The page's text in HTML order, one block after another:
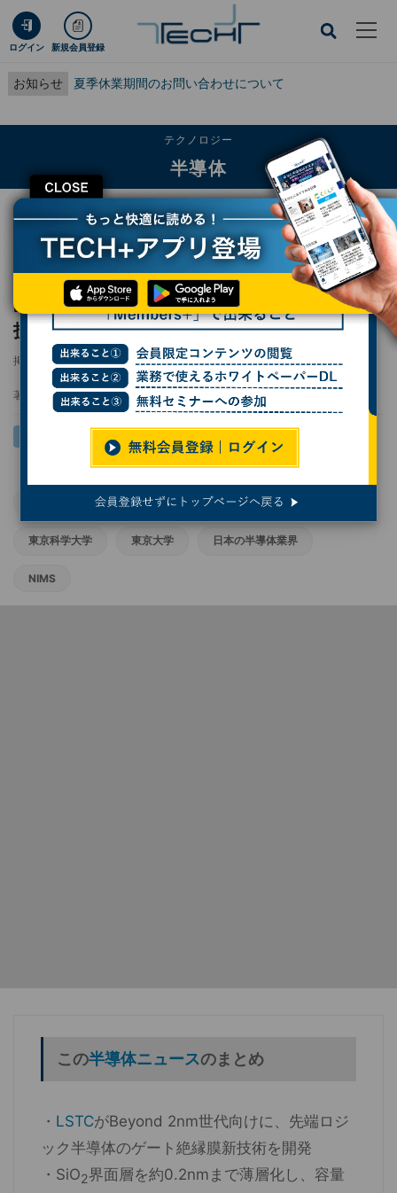
ログイン 新規会員登録
お知らせ 夏季休業期間のお問い合わせについて
CLOSE
テクノロジー
半導体
TECH+ テクノロジー
半導体
LSTC、先端ロジック半導体のゲート絶縁膜新技術を開発 性能向上と省電力化
LSTC、先端ロジック半導体のゲート絶縁膜新
技術を開発 性能向上と省電力化へ
掲載日 2026/06/09 16:00
著者： 小林行雄
産業技術総合研究所 次世代半導体
東京科学大学 東京大学 日本の半導体業界
NIMS
この半導体ニュースのまとめ
・ LSTCがBeyond 2nm世代向けに、先端ロジ
ック半導体のゲート絶縁膜新技術を開発
・SiO2界面層を約0.2nmまで薄層化し、容量